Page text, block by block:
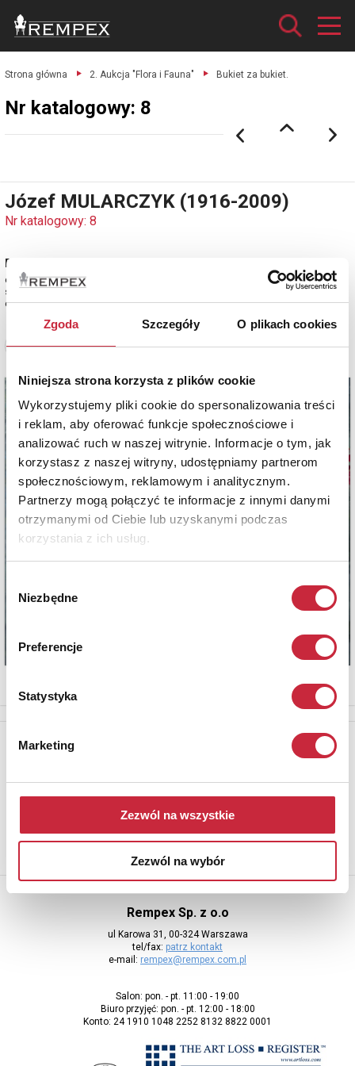
Zgoda Szczegóły O plikach cookies
Niniejsza strona korzysta z plików cookie
Wykorzystujemy pliki cookie do spersonalizowania treści
i reklam, aby oferować funkcje społecznościowe i
analizować ruch w naszej witrynie. Informacje o tym, jak
korzystasz z naszej witryny, udostępniamy partnerom
społecznościowym, reklamowym i analitycznym.
Partnerzy mogą połączyć te informacje z innymi danymi
otrzymanymi od Ciebie lub uzyskanymi podczas
korzystania z ich usług.
zgody
Niezbędne
Preferencje
Statystyka
Marketing
Zezwól na wszystkie
Zezwól na wybór
Strona główna 2. Aukcja "Flora i Fauna" Bukiet za bukiet.
Nr katalogowy: 8
Józef MULARCZYK (1916-2009)
Nr katalogowy: 8
Bukiet za bukiet
olej, płótno; 60 x 70 cm;
sygn. i dat. p. d.: J. MULARCZYK 95;
estymacja: 2 000 - 2 400 zł
Zobacz pełne informacje
adres e-mail
Rempex Sp. z o.o
ul Karowa 31, 00-324 Warszawa
tel/fax: patrz kontakt
e-mail: rempex@rempex.com.pl
Salon: pon. - pt. 11:00 - 19:00
Biuro przyjęć: pon. - pt. 12:00 - 18:00
Konto: 24 1910 1048 2252 8132 8822 0001